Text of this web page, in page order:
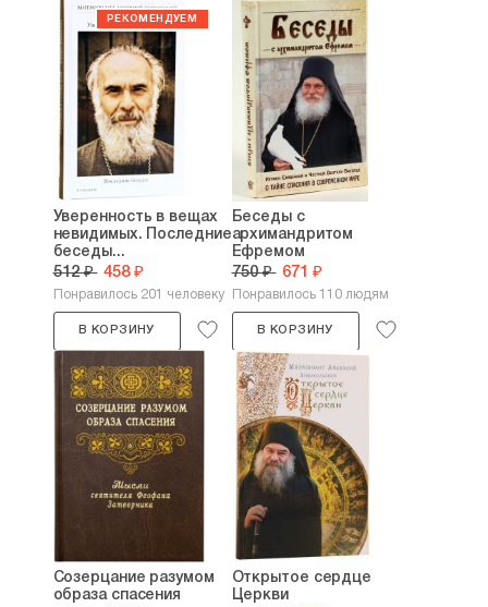
Уверенность в вещах
невидимых. Последние
беседы...
512 ₽ 458 ₽
Понравилось 201 человеку
В КОРЗИНУ
Беседы с
архимандритом
Ефремом
750 ₽ 671 ₽
Понравилось 110 людям
В КОРЗИНУ
Созерцание разумом
образа спасения
Открытое сердце
Церкви